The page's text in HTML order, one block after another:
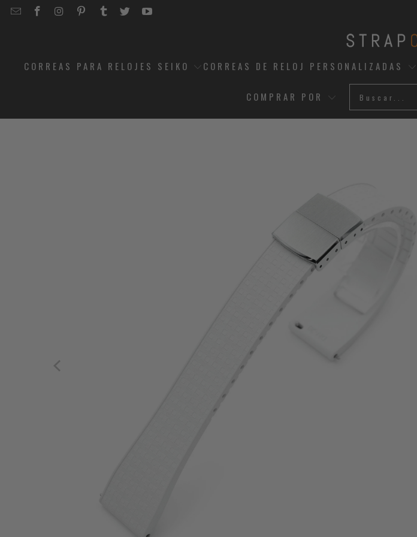
EMAILSTRAPCODE
STRAPCODE
STRAPCODE
STRAPCODE
STRAPCODE
STRAPCODE
CORREAS PARA RELOJES SEIKO CORREAS DE RELOJ PERSONALIZADAS
COMPRAR POR